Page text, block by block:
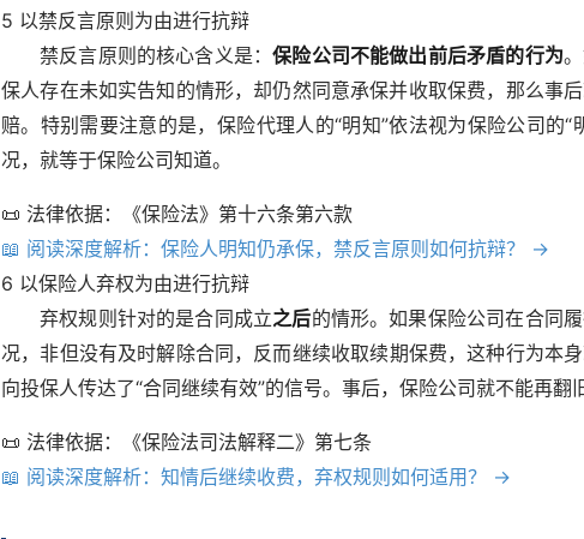
5 以禁反言原则为由进行抗辩
禁反言原则的核心含义是：保险公司不能做出前后矛盾的行为
保人存在未如实告知的情形，却仍然同意承保并收取保费，那么事
赔。特别需要注意的是，保险代理人的“明知”依法视为保险公司
况，就等于保险公司知道。
📜 法律依据：《保险法》第十六条第六款
📖 阅读深度解析：保险人明知仍承保，禁反言原则如何抗辩？ →
6 以保险人弃权为由进行抗辩
弃权规则针对的是合同成立之后的情形。如果保险公司在合同
况，非但没有及时解除合同，反而继续收取续期保费，这种行为本
向投保人传达了“合同继续有效”的信号。事后，保险公司就不能再翻
📜 法律依据：《保险法司法解释二》第七条
📖 阅读深度解析：知情后继续收费，弃权规则如何适用？ →